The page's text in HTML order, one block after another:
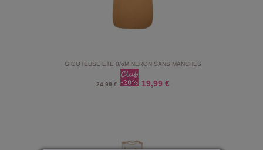
GIGOTEUSE ETE 0/6M NERON SANS MANCHES
24,99 € 19,99 €